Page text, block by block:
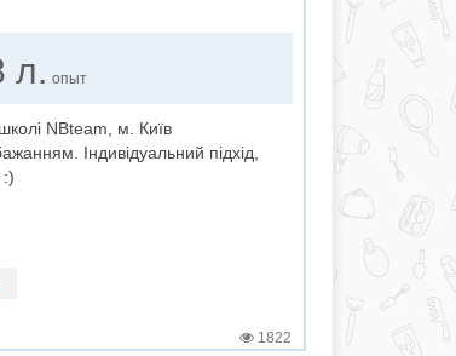
л. опыт
NBteam, м. Київ
Індивідуальний підхід,
:)
1822